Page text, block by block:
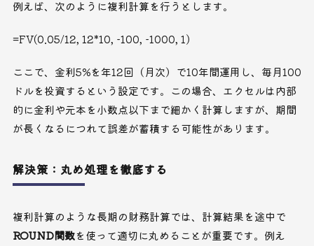
例えば、次のように複利計算を行うとします。
=FV(0.05/12, 12*10, -100, -1000, 1)
ここで、金利5%を年12回（月次）で10年間運用し、毎月100
ドルを投資するという設定です。この場合、エクセルは内部
的に金利や元本を小数点以下まで細かく計算しますが、期間
が長くなるにつれて誤差が蓄積する可能性があります。
解決策：丸め処理を徹底する
複利計算のような長期の財務計算では、計算結果を途中で
ROUND関数を使って適切に丸めることが重要です。例え